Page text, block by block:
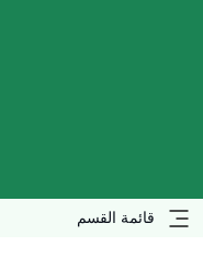
قائمة القسم